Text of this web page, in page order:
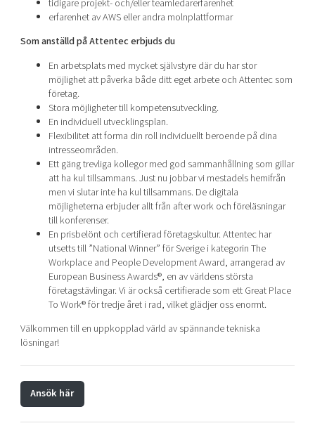
tidigare projekt- och/eller teamledarerfarenhet
erfarenhet av AWS eller andra molnplattformar
Som anställd på Attentec erbjuds du
En arbetsplats med mycket självstyre där du har stor
möjlighet att påverka både ditt eget arbete och Attentec som
företag.
Stora möjligheter till kompetensutveckling.
En individuell utvecklingsplan.
Flexibilitet att forma din roll individuellt beroende på dina
intresseområden.
Ett gäng trevliga kollegor med god sammanhållning som gillar
att ha kul tillsammans. Just nu jobbar vi mestadels hemifrån
men vi slutar inte ha kul tillsammans. De digitala
möjligheterna erbjuder allt från after work och föreläsningar
till konferenser.
En prisbelönt och certifierad företagskultur. Attentec har
utsetts till ”National Winner” för Sverige i kategorin The
Workplace and People Development Award, arrangerad av
European Business Awards®, en av världens största
företagstävlingar. Vi är också certifierade som ett Great Place
To Work® för tredje året i rad, vilket glädjer oss enormt.
Välkommen till en uppkopplad värld av spännande tekniska
lösningar!
Ansök här